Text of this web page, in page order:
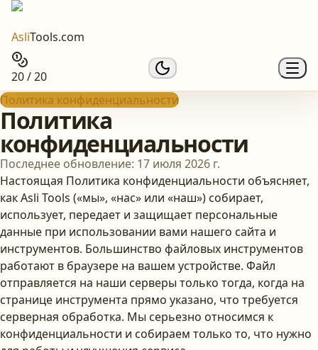
AsliTools.com
20 / 20
Политика конфиденциальности
Политика
конфиденциальности
Последнее обновление: 17 июля 2026 г.
Настоящая Политика конфиденциальности объясняет,
как Asli Tools («мы», «нас» или «наш») собирает,
использует, передает и защищает персональные
данные при использовании вами нашего сайта и
инструментов. Большинство файловых инструментов
работают в браузере на вашем устройстве. Файл
отправляется на наши серверы только тогда, когда на
странице инструмента прямо указано, что требуется
серверная обработка. Мы серьезно относимся к
конфиденциальности и собираем только то, что нужно